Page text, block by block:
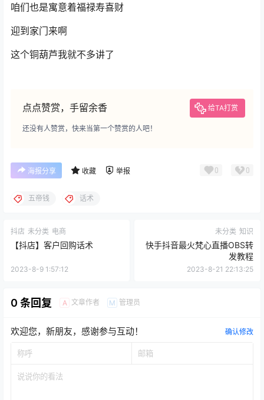
咱们也是寓意着福禄寿喜财
迎到家门来啊
这个铜葫芦我就不多讲了
点点赞赏，手留余香 给TA打赏
还没有人赞赏，快来当第一个赞赏的人吧！
海报分享 收藏 举报 0 0
五帝钱 话术
抖店 未分类 电商
【抖店】客户回购话术
2023-8-9 1:57:12
未分类 知识
快手抖音最火梵心直播OBS转
发教程
2023-8-21 22:13:25
0 条回复 A 文章作者 M 管理员
欢迎您，新朋友，感谢参与互动！ 确认修改